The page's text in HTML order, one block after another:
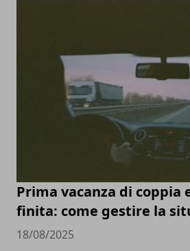
Prima vacanza di coppia
finita: come gestire la
18/08/2025